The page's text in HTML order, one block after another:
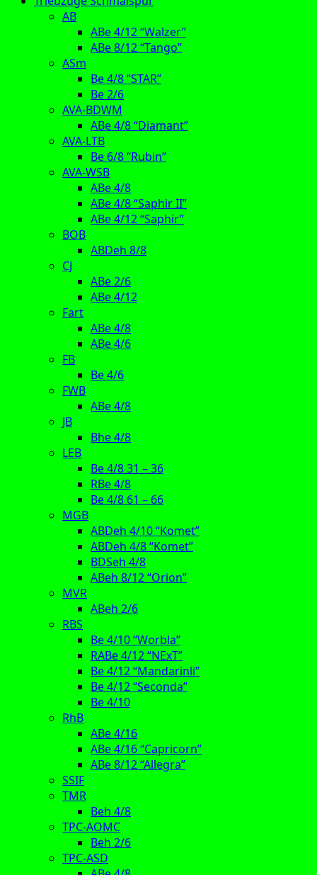
AB
ABe 4/12 “Walzer”
ABe 8/12 “Tango”
ASm
Be 4/8 “STAR”
Be 2/6
AVA-BDWM
ABe 4/8 “Diamant”
AVA-LTB
Be 6/8 “Rubin”
AVA-WSB
ABe 4/8
ABe 4/8 “Saphir II”
ABe 4/12 “Saphir”
BOB
ABDeh 8/8
CJ
ABe 2/6
ABe 4/12
Fart
ABe 4/8
ABe 4/6
FB
Be 4/6
FWB
ABe 4/8
JB
Bhe 4/8
LEB
Be 4/8 31 – 36
RBe 4/8
Be 4/8 61 – 66
MGB
ABDeh 4/10 “Komet”
ABDeh 4/8 “Komet”
BDSeh 4/8
ABeh 8/12 “Orion”
MVR
ABeh 2/6
RBS
Be 4/10 “Worbla”
RABe 4/12 “NExT”
Be 4/12 “Mandarinli”
Be 4/12 “Seconda”
Be 4/10
RhB
ABe 4/16
ABe 4/16 “Capricorn”
ABe 8/12 “Allegra”
SSIF
TMR
Beh 4/8
TPC-AOMC
Beh 2/6
TPC-ASD